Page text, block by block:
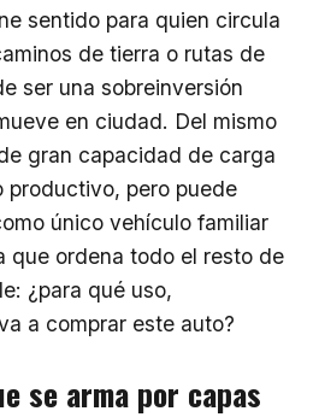
sentido para quien circula
de tierra o rutas de
ser una sobreinversión
en ciudad. Del mismo
gran capacidad de carga
productivo, pero puede
único vehículo familiar
que ordena todo el resto de
¿para qué uso,
a comprar este auto?
se arma por capas